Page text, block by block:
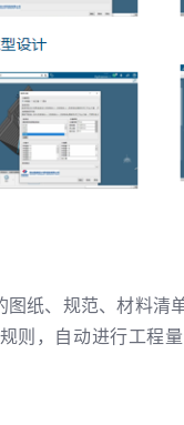
纸、规范、材料清
则，自动进行工程